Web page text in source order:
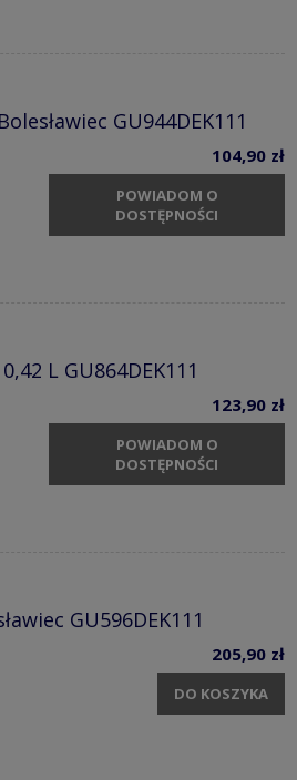
GU944DEK111
104,90 zł
POWIADOM O
DOSTĘPNOŚCI
L GU864DEK111
123,90 zł
POWIADOM O
DOSTĘPNOŚCI
GU596DEK111
205,90 zł
DO KOSZYKA